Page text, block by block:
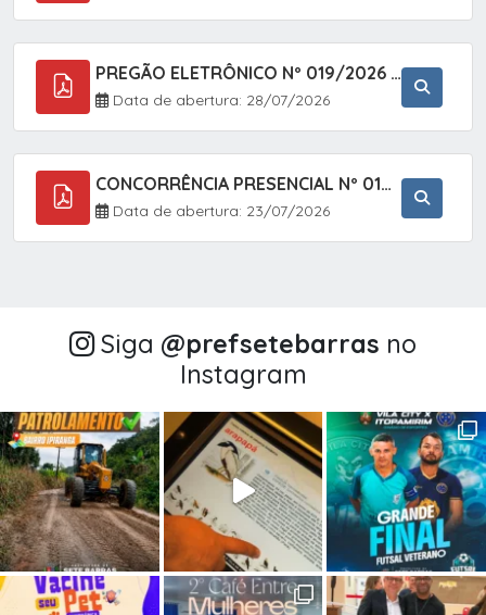
PREGÃO ELETRÔNICO Nº 019/2026 - CONTRATAÇÃO DE EMPRESA ESPECIALIZADA PARA A PRESTAÇÃO DE SERVIÇOS VETERINÁRIOS CLÍNICOS E CIRÚRGICOS, COM FOCO EM AÇÕES DE SAÚDE PÚBLICA, BEM-ESTAR ANIMAL E CONTROLE POPULACIONAL ÉTICO DE CÃES E GATOS, EM ATENDIMENTO À
Data de abertura: 28/07/2026
CONCORRÊNCIA PRESENCIAL Nº 018/2026 - PAVIMENTAÇÃO ASFÁLTICA NO BAIRRO VOTUPOCA ? ESTRADA DA RAPOSA, NO MUNICÍPIO DE SETE BARRAS/SP
Data de abertura: 23/07/2026
Siga @‌prefsetebarras no
Instagram